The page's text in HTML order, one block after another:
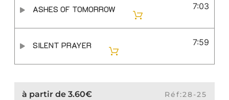
ASHES OF TOMORROW 7:03
SILENT PRAYER 7:59
à partir de 3.60€ Réf:28-25